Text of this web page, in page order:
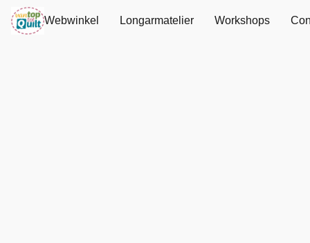
Webwinkel Longarmatelier Workshops